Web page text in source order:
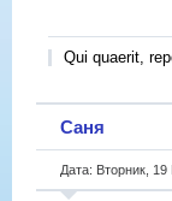
Qui quaerit,
Саня
Дата: Вторник,